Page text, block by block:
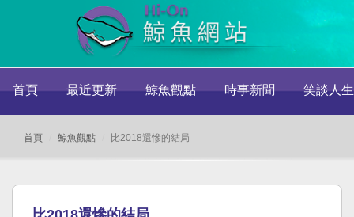
首頁 最近更新 鯨魚觀點 時事新聞 笑談人生
首頁 鯨魚觀點 比2018還慘的結局